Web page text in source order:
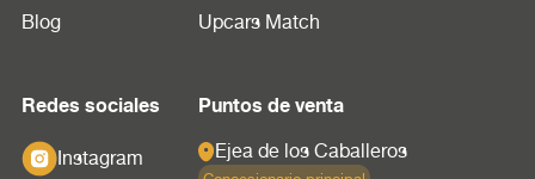
Blog
Upcars Match
Redes sociales
Instagram
Puntos de venta
Ejea de los Caballeros